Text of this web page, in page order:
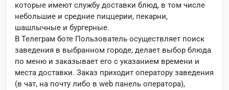
которые имеют службу доставки блюд, в том числе
небольшие и средние пиццерии, пекарни,
шашлычные и бургерные.
В Телеграм боте Пользователь осуществляет поиск
заведения в выбранном городе, делает выбор блюда
по меню и заказывает его с указанием времени и
места доставки. Заказ приходит оператору заведения
(в чат, на почту либо в web панель оператора),